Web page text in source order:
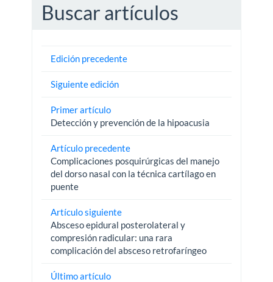
Buscar artículos
Edición precedente
Siguiente edición
Primer artículo
Detección y prevención de la hipoacusia
Artículo precedente
Complicaciones posquirúrgicas del manejo
del dorso nasal con la técnica cartílago en
puente
Artículo siguiente
Absceso epidural posterolateral y
compresión radicular: una rara
complicación del absceso retrofaríngeo
Último artículo